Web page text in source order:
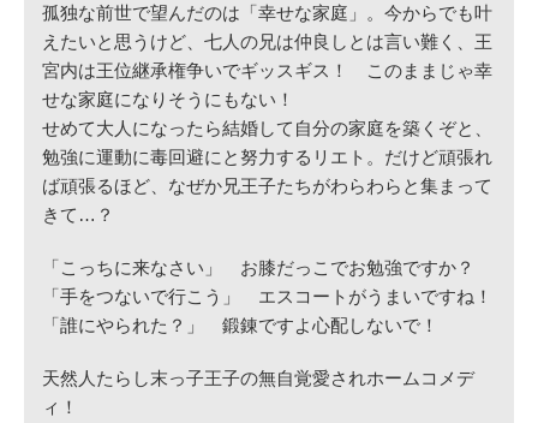
孤独な前世で望んだのは「幸せな家庭」。今からでも叶
えたいと思うけど、七人の兄は仲良しとは言い難く、王
宮内は王位継承権争いでギッスギス！ このままじゃ幸
せな家庭になりそうにもない！
せめて大人になったら結婚して自分の家庭を築くぞと、
勉強に運動に毒回避にと努力するリエト。だけど頑張れ
ば頑張るほど、なぜか兄王子たちがわらわらと集まって
きて…？
「こっちに来なさい」 お膝だっこでお勉強ですか？
「手をつないで行こう」 エスコートがうまいですね！
「誰にやられた？」 鍛錬ですよ心配しないで！
天然人たらし末っ子王子の無自覚愛されホームコメデ
ィ！